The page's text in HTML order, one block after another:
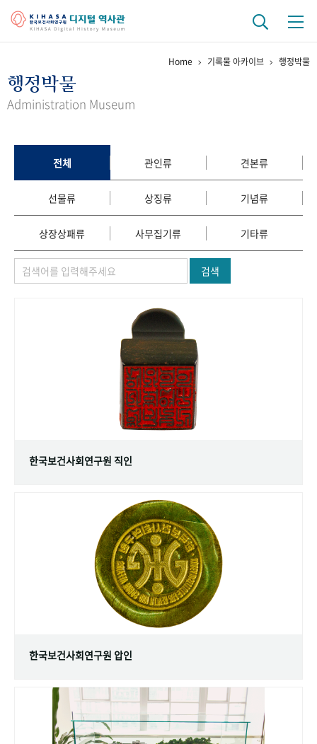
걸어온 길 기관 변천사
정책과 연구 키워드로 보는 연구 역사
연구자들
간행물 변천사
기록물 아카이브
사진 아카이브 문서 기록물 행정박물 영상 기록물
숫자로 보는 50년 50+1
Home 기록물 아카이브 행정박물
행정박물
Administration Museum
전체 관인류 견본류
선물류 상징류 기념류
상장상패류 사무집기류 기타류
검색
한국보건사회연구원 직인
한국보건사회연구원 압인